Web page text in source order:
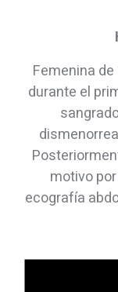
Femenina
durante el
motivo
ecografía